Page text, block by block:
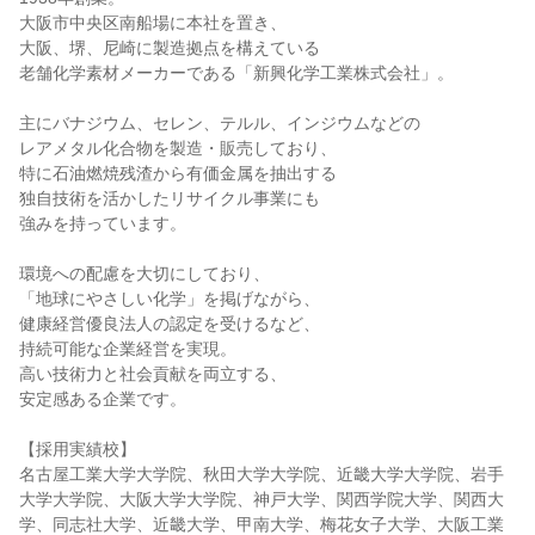
大阪市中央区南船場に本社を置き、
大阪、堺、尼崎に製造拠点を構えている
老舗化学素材メーカーである「新興化学工業株式会社」。
主にバナジウム、セレン、テルル、インジウムなどの
レアメタル化合物を製造・販売しており、
特に石油燃焼残渣から有価金属を抽出する
独自技術を活かしたリサイクル事業にも
強みを持っています。
環境への配慮を大切にしており、
「地球にやさしい化学」を掲げながら、
健康経営優良法人の認定を受けるなど、
持続可能な企業経営を実現。
高い技術力と社会貢献を両立する、
安定感ある企業です。
【採用実績校】
名古屋工業大学大学院、秋田大学大学院、近畿大学大学院、岩手
大学大学院、大阪大学大学院、神戸大学、関西学院大学、関西大
学、同志社大学、近畿大学、甲南大学、梅花女子大学、大阪工業